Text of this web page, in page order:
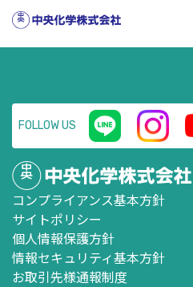
HOME／企業情報
／ 第54期 第1四半期報告書（平成25年
FOLLOW US
コンプライアンス基本方針
サイトポリシー
個人情報保護方針
情報セキュリティ基本方針
お取引先様通報制度